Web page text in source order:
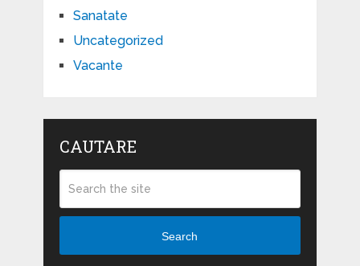
Sanatate
Uncategorized
Vacante
CAUTARE
Search